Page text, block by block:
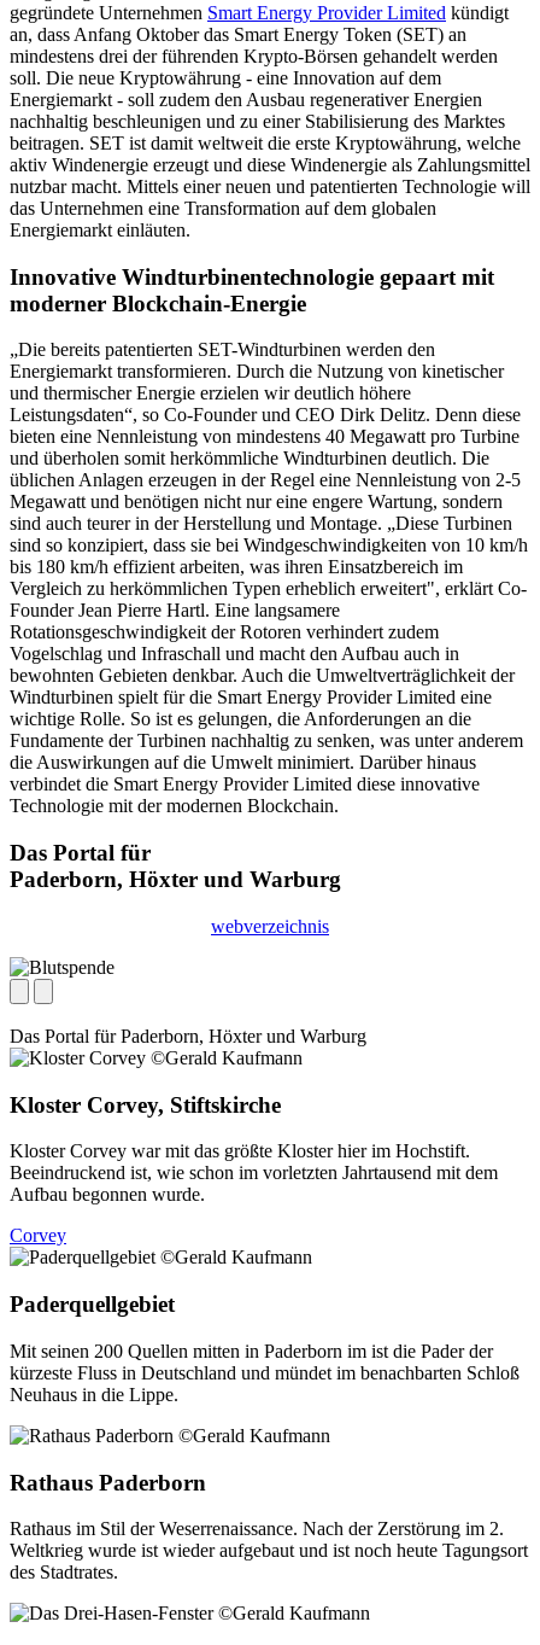
gegründete Unternehmen Smart Energy Provider Limited kündigt
an, dass Anfang Oktober das Smart Energy Token (SET) an
mindestens drei der führenden Krypto-Börsen gehandelt werden
soll. Die neue Kryptowährung - eine Innovation auf dem
Energiemarkt - soll zudem den Ausbau regenerativer Energien
nachhaltig beschleunigen und zu einer Stabilisierung des Marktes
beitragen. SET ist damit weltweit die erste Kryptowährung, welche
aktiv Windenergie erzeugt und diese Windenergie als Zahlungsmittel
nutzbar macht. Mittels einer neuen und patentierten Technologie will
das Unternehmen eine Transformation auf dem globalen
Energiemarkt einläuten.
Innovative Windturbinentechnologie gepaart mit
moderner Blockchain-Energie
„Die bereits patentierten SET-Windturbinen werden den
Energiemarkt transformieren. Durch die Nutzung von kinetischer
und thermischer Energie erzielen wir deutlich höhere
Leistungsdaten“, so Co-Founder und CEO Dirk Delitz. Denn diese
bieten eine Nennleistung von mindestens 40 Megawatt pro Turbine
und überholen somit herkömmliche Windturbinen deutlich. Die
üblichen Anlagen erzeugen in der Regel eine Nennleistung von 2-5
Megawatt und benötigen nicht nur eine engere Wartung, sondern
sind auch teurer in der Herstellung und Montage. „Diese Turbinen
sind so konzipiert, dass sie bei Windgeschwindigkeiten von 10 km/h
bis 180 km/h effizient arbeiten, was ihren Einsatzbereich im
Vergleich zu herkömmlichen Typen erheblich erweitert", erklärt Co-
Founder Jean Pierre Hartl. Eine langsamere
Rotationsgeschwindigkeit der Rotoren verhindert zudem
Vogelschlag und Infraschall und macht den Aufbau auch in
bewohnten Gebieten denkbar. Auch die Umweltverträglichkeit der
Windturbinen spielt für die Smart Energy Provider Limited eine
wichtige Rolle. So ist es gelungen, die Anforderungen an die
Fundamente der Turbinen nachhaltig zu senken, was unter anderem
die Auswirkungen auf die Umwelt minimiert. Darüber hinaus
verbindet die Smart Energy Provider Limited diese innovative
Technologie mit der modernen Blockchain.
Das Portal für
Paderborn, Höxter und Warburg
webverzeichnis
Das Portal fürPaderborn, Höxterund Warburg
Kloster Corvey, Stiftskirche
Kloster Corvey war mit das größte Kloster hier im Hochstift.
Beeindruckend ist, wie schon im vorletzten Jahrtausend mit dem
Aufbau begonnen wurde.
Corvey
Paderquellgebiet
Mit seinen 200 Quellen mitten in Paderborn im ist die Pader der
kürzeste Fluss in Deutschland und mündet im benachbarten Schloß
Neuhaus in die Lippe.
Rathaus Paderborn
Rathaus im Stil der Weserrenaissance. Nach der Zerstörung im 2.
Weltkrieg wurde ist wieder aufgebaut und ist noch heute Tagungsort
des Stadtrates.